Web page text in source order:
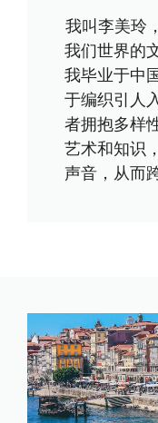
我叫李美玲
我们世界的
我毕业于中
于编织引人
者拥抱多样
艺术和知识
声音，从而